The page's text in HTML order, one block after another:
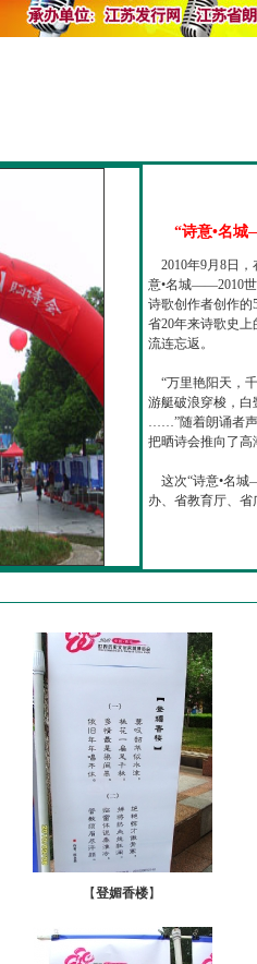
“诗意•名
2010年9月8日，
意•名城——2010世
诗歌创作者创作的
省20年来诗歌史上
流连忘返。
“万里艳阳天，
游艇破浪穿梭，白
……”随着朗诵者声
把晒诗会推向了高
这次“诗意•名城
办、省教育厅、省
【登媚香楼】